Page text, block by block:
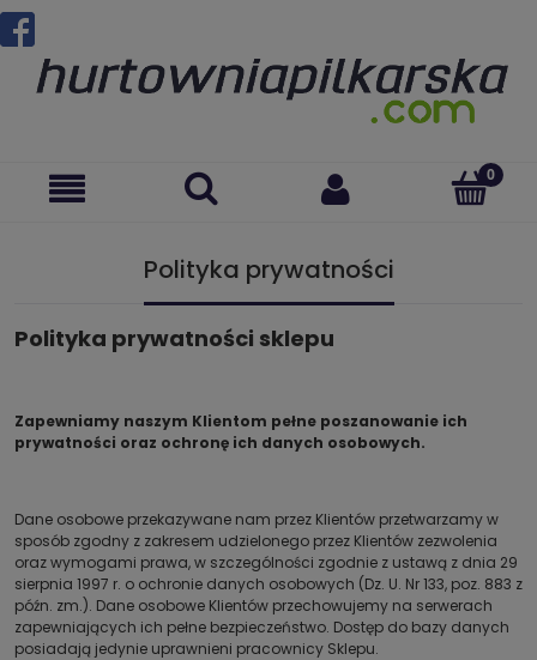
Polityka prywatności
Polityka prywatności sklepu
Zapewniamy naszym Klientom pełne poszanowanie ich
prywatności oraz ochronę ich danych osobowych.
Dane osobowe przekazywane nam przez Klientów przetwarzamy w
sposób zgodny z zakresem udzielonego przez Klientów zezwolenia
oraz wymogami prawa, w szczególności zgodnie z ustawą z dnia 29
sierpnia 1997 r. o ochronie danych osobowych (Dz. U. Nr 133, poz. 883 z
późn. zm.). Dane osobowe Klientów przechowujemy na serwerach
zapewniających ich pełne bezpieczeństwo. Dostęp do bazy danych
posiadają jedynie uprawnieni pracownicy Sklepu.